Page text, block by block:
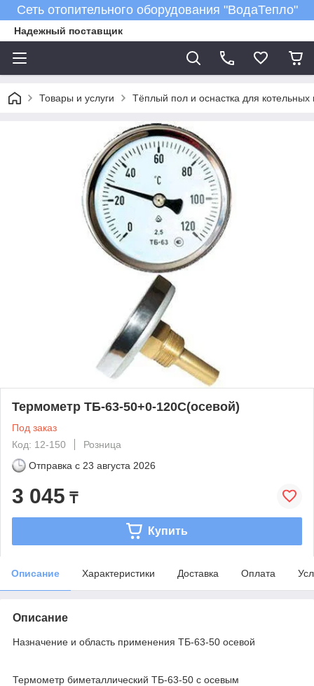
Сеть отопительного оборудования "ВодаТепло"
Надежный поставщик
Товары и услуги Тёплый пол и оснастка для котельных
Термометр ТБ-63-50+0-120С(осевой)
Под заказ
Код: 12-150
Розница
Отправка с 23 августа 2026
3 045 ₸
Купить
Описание Характеристики Доставка Оплата
Описание
Назначение и область применения ТБ-63-50 осевой
Термометр биметаллический ТБ-63-50 с осевым